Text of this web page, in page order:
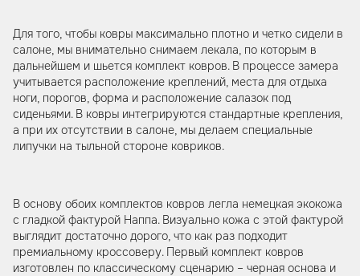
Для того, чтобы ковры максимально плотно и четко сидели в
салоне, мы внимательно снимаем лекала, по которым в
дальнейшем и шьется комплект ковров. В процессе замера
учитывается расположение креплений, места для отдыха
ноги, порогов, форма и расположение салазок под
сиденьями. В ковры интегрируются стандартные крепления,
а при их отсутствии в салоне, мы делаем специальные
липучки на тыльной стороне ковриков.
В основу обоих комплектов ковров легла немецкая экокожа
с гладкой фактурой Наппа. Визуально кожа с этой фактурой
выглядит достаточно дорого, что как раз подходит
премиальному кроссоверу. Первый комплект ковров
изготовлен по классическому сценарию – черная основа и